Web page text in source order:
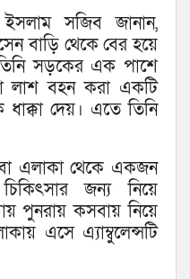
সজিব জানান,
বাড়ি থেকে বের হয়ে
তিনি সড়কের এক পাশে
লাশ বহন করা একটি
ধাক্কা দেয়। এতে তিনি
এলাকা থেকে একজন
জন্য নিয়ে
পুনরায় কসবায় নিয়ে
এসে এ্যাম্বুলেন্সটি